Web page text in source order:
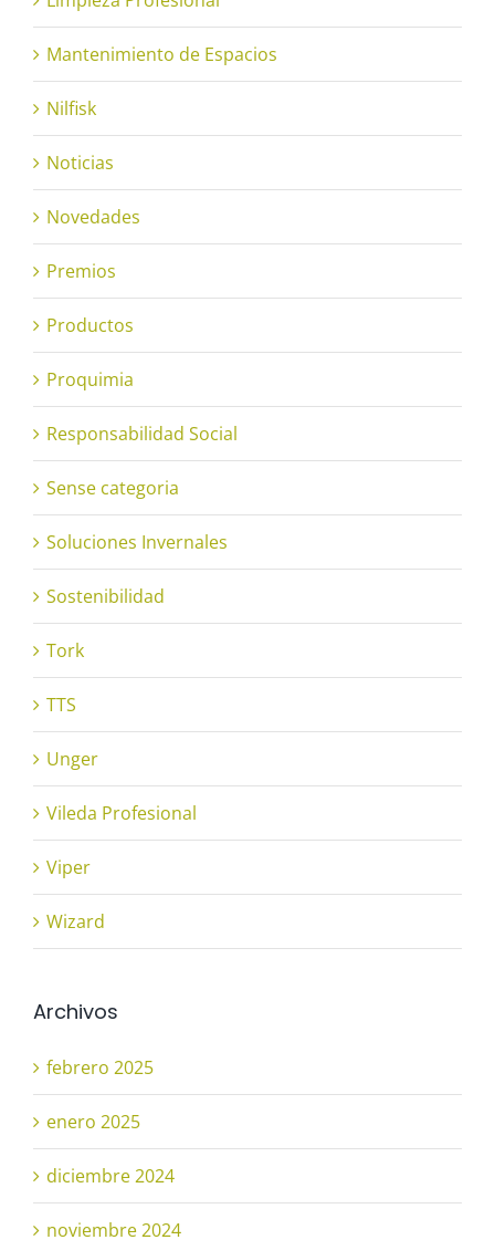
Mantenimiento de Espacios
Nilfisk
Noticias
Novedades
Premios
Productos
Proquimia
Responsabilidad Social
Sense categoria
Soluciones Invernales
Sostenibilidad
Tork
TTS
Unger
Vileda Profesional
Viper
Wizard
Archivos
febrero 2025
enero 2025
diciembre 2024
noviembre 2024